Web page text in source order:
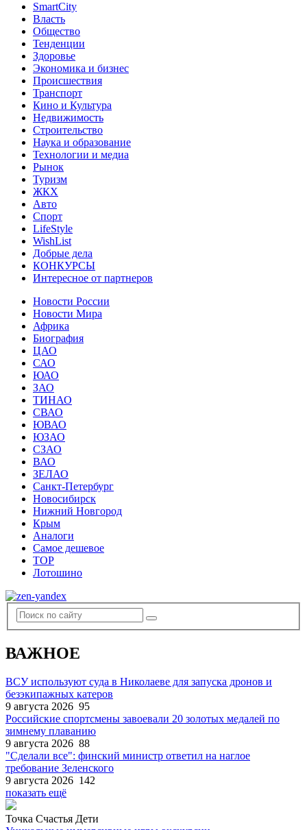
SmartCity
Власть
Общество
Тенденции
Здоровье
Экономика и бизнес
Происшествия
Транспорт
Кино и Культура
Недвижимость
Строительство
Наука и образование
Технологии и медиа
Рынок
Туризм
ЖКХ
Авто
Спорт
LifeStyle
WishList
Добрые дела
КОНКУРСЫ
Интересное от партнеров
Новости России
Новости Мира
Африка
Биография
ЦАО
САО
ЮАО
ЗАО
ТИНАО
СВАО
ЮВАО
ЮЗАО
СЗАО
ВАО
ЗЕЛАО
Санкт-Петербург
Новосибирск
Нижний Новгород
Крым
Аналоги
Самое дешевое
TOP
Лотошино
ВАЖНОЕ
ВСУ используют суда в Николаеве для запуска дронов и
безэкипажных катеров
9 августа 2026 95
Российские спортсмены завоевали 20 золотых медалей по
зимнему плаванию
9 августа 2026 88
"Сделали все": финский министр ответил на наглое
требование Зеленского
9 августа 2026 142
показать ещё
Точка Счастья Дети